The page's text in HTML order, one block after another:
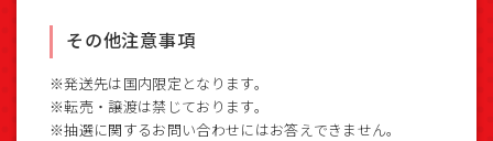
その他注意事項
※発送先は国内限定となります。
※転売・譲渡は禁じております。
※抽選に関するお問い合わせにはお答えできません。